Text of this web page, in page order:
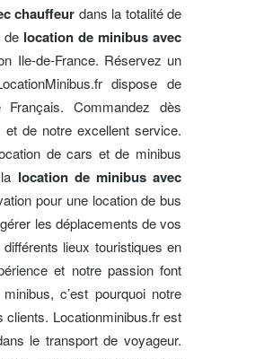
chauffeur dans la totalité de
de location de minibus avec
Ile-de-France. Réservez un
dispose de
Commandez dès
de notre excellent service.
de cars et de minibus
location de minibus avec
pour une location de bus
les déplacements de vos
lieux touristiques en
et notre passion font
c’est pourquoi notre
clients. Locationminibus.fr est
le transport de voyageur.